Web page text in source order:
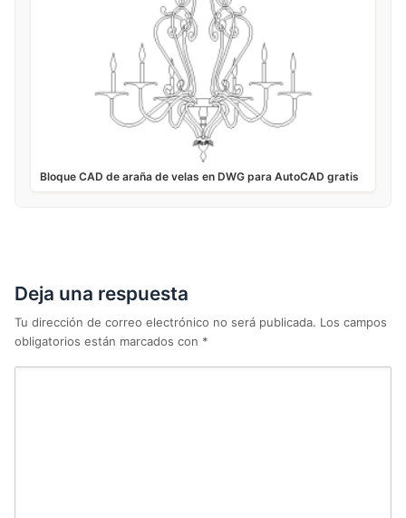
Bloque CAD de araña de velas en DWG para AutoCAD gratis
Deja una respuesta
Tu dirección de correo electrónico no será publicada. Los campos
obligatorios están marcados con *